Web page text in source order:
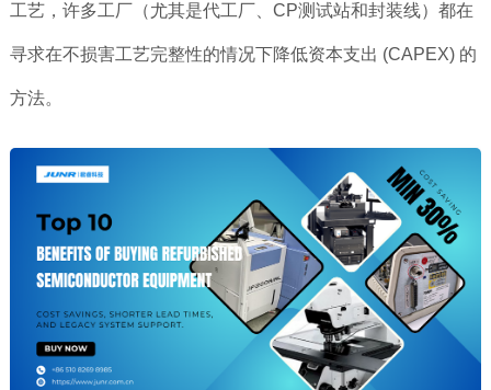
工艺，许多工厂（尤其是代工厂、CP测试站和封装线）都在
寻求在不损害工艺完整性的情况下降低资本支出 (CAPEX) 的
方法。